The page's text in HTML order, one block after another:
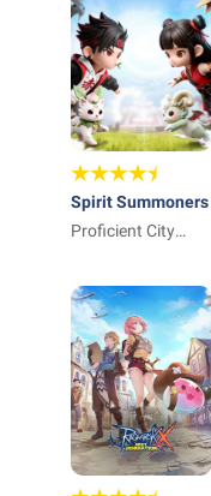
Spirit Summoners
Proficient City